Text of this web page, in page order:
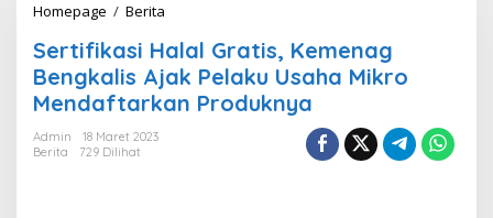
Homepage / Berita
r
t
i
f
Sertifikasi Halal Gratis, Kemenag
Bengkalis Ajak Pelaku Usaha Mikro
Mendaftarkan Produknya
Admin
18 Maret 2023
Berita
729 Dilihat